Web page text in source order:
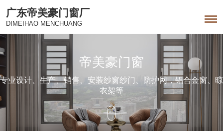
广东帝美豪门窗厂
DIMEIHAO MENCHUANG
帝美豪门窗
专业设计、生产、销售、安装纱窗纱门、防护网，铝合金窗、晾
衣架等